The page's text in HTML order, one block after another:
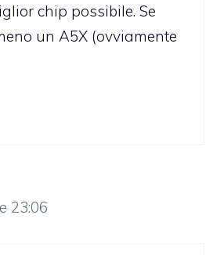
chip possibile. Se
un A5X (ovviamente
23:06